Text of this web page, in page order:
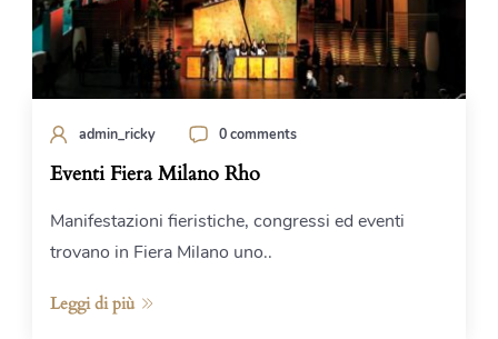
admin_ricky 0 comments
Eventi Fiera Milano Rho
Manifestazioni fieristiche, congressi ed eventi
trovano in Fiera Milano uno..
Leggi di più